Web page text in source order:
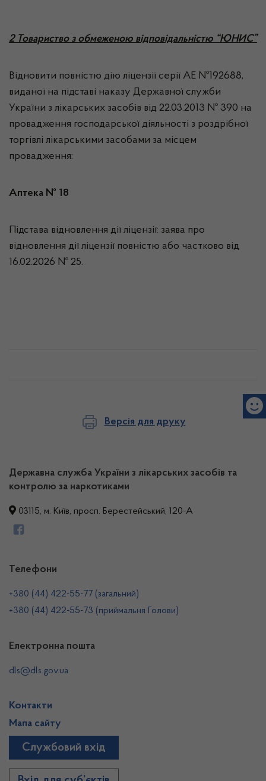
2 Товариство з обмеженою відповідальністю “ЮНИС”
Відновити повністю дію ліцензії серії АЕ №192688,
виданої на підставі наказу Державної служби
України з лікарських засобів від 22.03.2013 № 390 на
провадження господарської діяльності з роздрібної
торгівлі лікарськими засобами за місцем
провадження:
Аптека № 18
Підстава відновлення дії ліцензії: заява про
відновлення дії ліцензії повністю або частково від
16.02.2026 № 25.
Версія для друку
Державна служба України з лікарських засобів та
контролю за наркотиками
03115, м. Київ, просп. Берестейський, 120-А
Телефони
+380 (44) 422-55-77 (загальний)
+380 (44) 422-55-73 (приймальня Голови)
Електронна пошта
dls@dls.gov.ua
Контакти
Мапа сайту
Службовий вхід